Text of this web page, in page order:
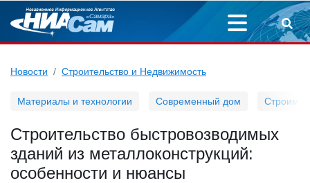
Новости Строительство и Недвижимость
Материалы и технологии Современный дом Строим
Строительство быстровозводимых
зданий из металлоконструкций:
особенности и нюансы